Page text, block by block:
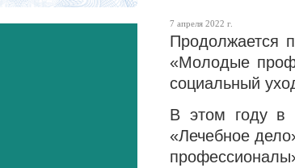
7 апреля 2022 г.
Продолжается
«Молодые
социальный
В этом году в
«Лечебное